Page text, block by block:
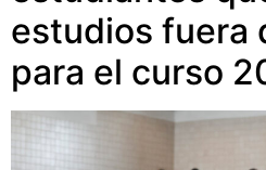
estudios fuera
para el curso